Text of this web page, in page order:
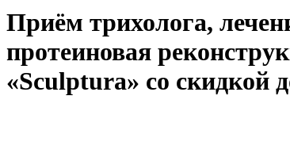
Приём трихолога,
протеиновая
«Sculptura» со скидкой